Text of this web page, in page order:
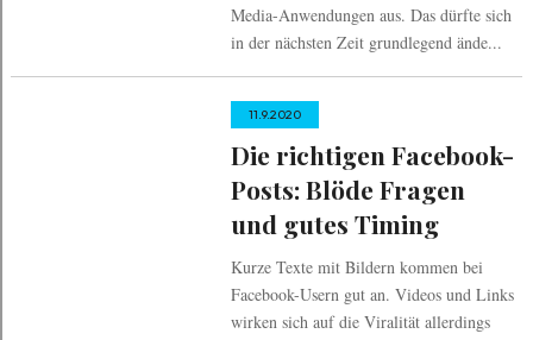
Media-Anwendungen aus. Das dürfte sich
in der nächsten Zeit grundlegend ände...
11.9.2020
Die richtigen Facebook-
Posts: Blöde Fragen
und gutes Timing
Kurze Texte mit Bildern kommen bei
Facebook-Usern gut an. Videos und Links
wirken sich auf die Viralität allerdings